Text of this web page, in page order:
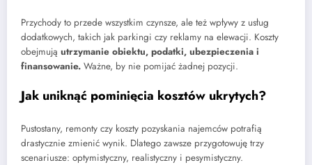
Przychody to przede wszystkim czynsze, ale też wpływy z usług
dodatkowych, takich jak parkingi czy reklamy na elewacji. Koszty
obejmują utrzymanie obiektu, podatki, ubezpieczenia i
finansowanie. Ważne, by nie pomijać żadnej pozycji.
Jak uniknąć pominięcia kosztów ukrytych?
Pustostany, remonty czy koszty pozyskania najemców potrafią
drastycznie zmienić wynik. Dlatego zawsze przygotowuję trzy
scenariusze: optymistyczny, realistyczny i pesymistyczny.